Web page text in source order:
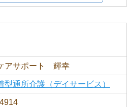
アサポート 輝幸
型通所介護（デイサービス）